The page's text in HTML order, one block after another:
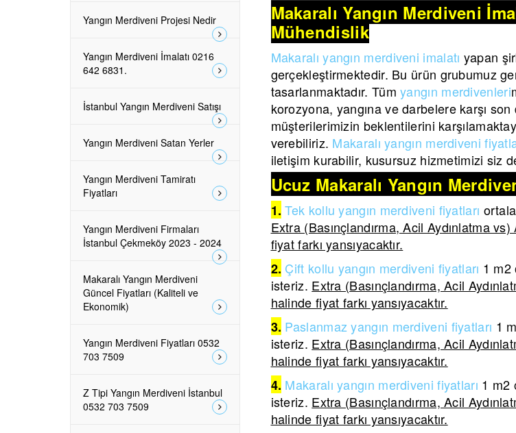
Makaralı Yangın Merdiveni
Mühendislik
Makaralı yangın merdiveni imalatı yapan
gerçekleştirmektedir. Bu ürün grubumuz
tasarlanmaktadır. Tümyangın merdivenleri
korozyona, yangına ve darbelere karşı
müşterilerimizin beklentilerini
verebiliriz. Makaralı yangın merdiveni
iletişim kurabilir, kusursuz hizmetimizi siz
Ucuz Makaralı Yangın
1. Tek kollu yangın merdiveni fiyatları
Extra (Basınçlandırma, Acil Aydınlatma
fiyat farkı yansıyacaktır.
2. Çift kollu yangın merdiveni fiyatları 1 m2
isteriz. Extra (Basınçlandırma, Acil
halinde fiyat farkı yansıyacaktır.
3. Paslanmaz yangın merdiveni fiyatları 1
isteriz. Extra (Basınçlandırma, Acil
halinde fiyat farkı yansıyacaktır.
4. Makaralı yangın merdivenifiyatları 1 m2
isteriz. Extra (Basınçlandırma, Acil
halinde fiyat farkı yansıyacaktır.
Yangın Merdiveni Projesi Nedir
Yangın Merdiveni İmalatı 0216
642 6831.
İstanbul Yangın Merdiveni Satışı
Yangın Merdiveni Satan Yerler
Yangın Merdiveni Tamiratı
Fiyatları
Yangın Merdiveni Firmaları
İstanbul Çekmeköy 2023 - 2024
Makaralı Yangın Merdiveni
Güncel Fiyatları (Kaliteli ve
Ekonomik)
Yangın Merdiveni Fiyatları 0532
703 7509
Z Tipi Yangın Merdiveni İstanbul
0532 703 7509